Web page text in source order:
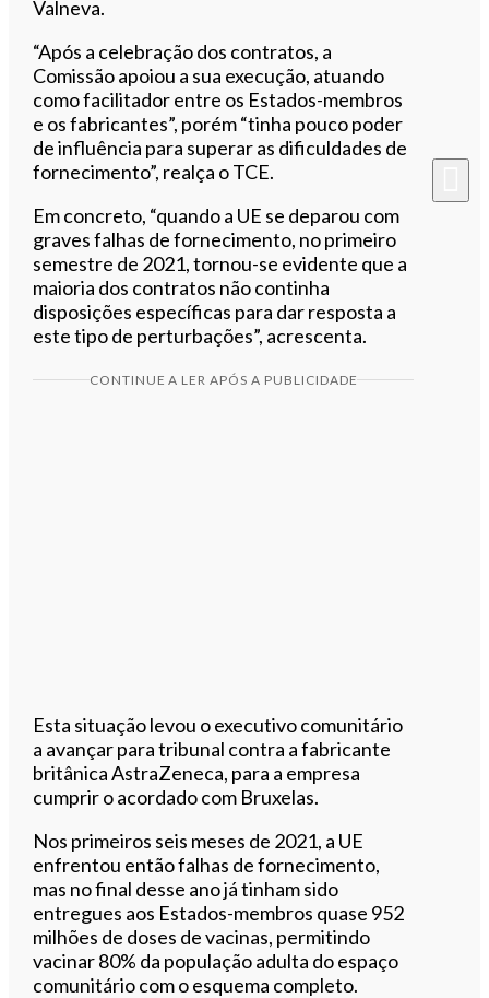
Valneva.
“Após a celebração dos contratos, a
Comissão apoiou a sua execução, atuando
como facilitador entre os Estados-membros
e os fabricantes”, porém “tinha pouco poder
de influência para superar as dificuldades de
fornecimento”, realça o TCE.
Em concreto, “quando a UE se deparou com
graves falhas de fornecimento, no primeiro
semestre de 2021, tornou-se evidente que a
maioria dos contratos não continha
disposições específicas para dar resposta a
este tipo de perturbações”, acrescenta.
CONTINUE A LER APÓS A PUBLICIDADE
Esta situação levou o executivo comunitário
a avançar para tribunal contra a fabricante
britânica AstraZeneca, para a empresa
cumprir o acordado com Bruxelas.
Nos primeiros seis meses de 2021, a UE
enfrentou então falhas de fornecimento,
mas no final desse ano já tinham sido
entregues aos Estados-membros quase 952
milhões de doses de vacinas, permitindo
vacinar 80% da população adulta do espaço
comunitário com o esquema completo.